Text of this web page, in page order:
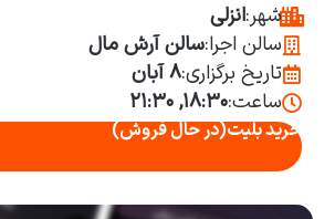
شهر:انزلی
سالن اجرا:سالن آرش مال
تاریخ برگزاری:۸ آبان
ساعت:۱۸:۳۰, ۲۱:۳۰
خرید بلیت(در حال فروش)